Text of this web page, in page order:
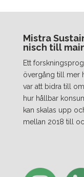
Mistra
nisch till
Ett
övergång till mer
var att bidra till
hur hållbar
kan skalas upp
mellan 2018 till